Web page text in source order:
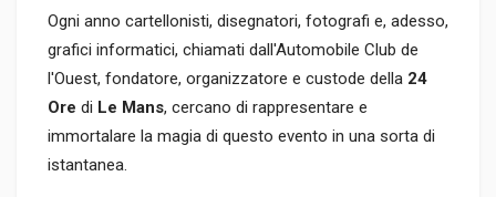
Ogni anno cartellonisti, disegnatori, fotografi e, adesso,
grafici informatici, chiamati dall'Automobile Club de
l'Ouest, fondatore, organizzatore e custode della 24
Ore di Le Mans, cercano di rappresentare e
immortalare la magia di questo evento in una sorta di
istantanea.